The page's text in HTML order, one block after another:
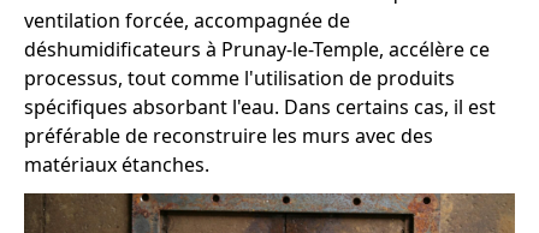
ventilation forcée, accompagnée de
déshumidificateurs à Prunay-le-Temple, accélère ce
processus, tout comme l'utilisation de produits
spécifiques absorbant l'eau. Dans certains cas, il est
préférable de reconstruire les murs avec des
matériaux étanches.